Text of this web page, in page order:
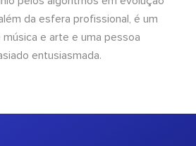
da esfera profissional, é um
música e arte e uma pessoa
entusiasmada.